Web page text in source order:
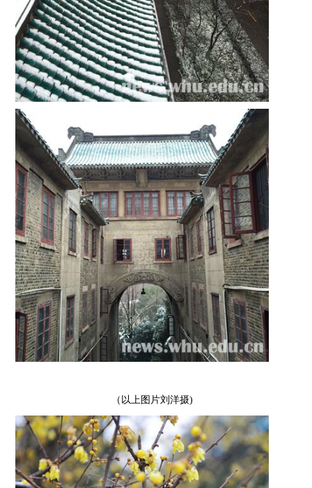
（以上图片刘洋摄)